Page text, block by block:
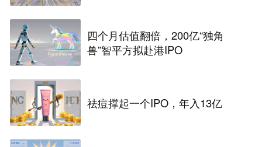
四个月估值翻倍，200亿“独角
兽”智平方拟赴港IPO
祛痘撑起一个IPO，年入13亿